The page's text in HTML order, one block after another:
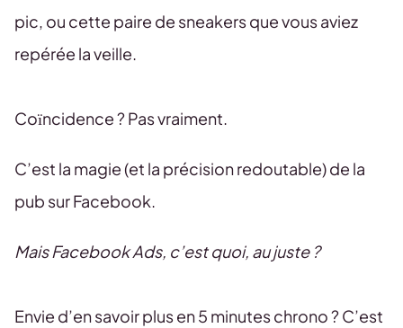
pic, ou cette paire de sneakers que vous aviez
repérée la veille.
Coïncidence ? Pas vraiment.
C’est la magie (et la précision redoutable) de la
pub sur Facebook.
Mais Facebook Ads, c’est quoi, au juste ?
Envie d’en savoir plus en 5 minutes chrono ? C’est